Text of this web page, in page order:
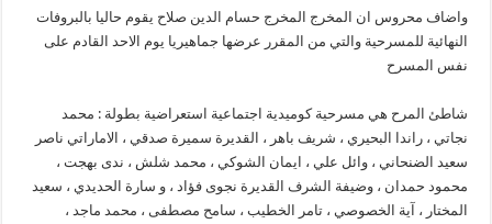
واضاف محروس ان المخرج المخرج حسام الدين صلاح يقوم حاليا بالبروفات
النهائية للمسرحية والتي من المقرر عرضها جماهيريا يوم الاحد القادم على
نفس المسرح
شاطئ المرح هي مسرحية كوميدية اجتماعية استعراضية بطولة : محمد
نجاتي ، راندا البحيري ، شريف باهر ، القديرة سميرة صدقي ، الاماراتي ناصر
سعيد الضنحاني ، وائل علي ، ايمان الشوكي ، محمد شلش ، ندى بهجت ،
محمود حمدان ، وضيفة الشرف القديرة نجوى فؤاد ، و سارة الحديدي ، سعيد
المختار ، آية الخصوصي ، تامر الخطيب ، سامح مصطفى ، محمد ماجد ،